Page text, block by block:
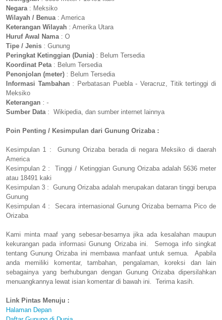
Negara: Meksiko
Wilayah / Benua: America
Keterangan Wilayah : Amerika Utara
Huruf Awal Nama: O
Tipe / Jenis : Gunung
Peringkat Ketinggian (Dunia) : Belum Tersedia
Koordinat Peta: Belum Tersedia
Penonjolan (meter) : Belum Tersedia
Informasi Tambahan : Perbatasan Puebla - Veracruz, Titik tertinggi di
Meksiko
Keterangan : -
Sumber Data: Wikipedia, dan sumber internet lainnya
Poin Penting / Kesimpulan dari Gunung Orizaba :
Kesimpulan 1 : Gunung Orizaba berada di negara Meksiko di daerah
America
Kesimpulan 2 : Tinggi / Ketinggian Gunung Orizaba adalah 5636 meter
atau 18491 kaki
Kesimpulan 3 : Gunung Orizaba adalah merupakan dataran tinggi berupa
Gunung
Kesimpulan 4 : Secara internasional Gunung Orizaba bernama Pico de
Orizaba
Kami minta maaf yang sebesar-besarnya jika ada kesalahan maupun
kekurangan pada informasi Gunung Orizaba ini. Semoga info singkat
tentang Gunung Orizaba ini membawa manfaat untuk semua. Apabila
anda memiliki komentar, tambahan, pengalaman, koreksi dan lain
sebagainya yang berhubungan dengan Gunung Orizaba dipersilahkan
menuangkannya lewat isian komentar di bawah ini. Terima kasih.
Link Pintas Menuju :
Halaman Depan